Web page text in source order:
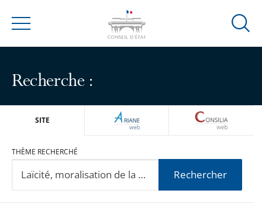
Menu
Ouvrir
Recherche :
SITE ARIANEWEB
THÈME RECHERCHÉ
Rechercher